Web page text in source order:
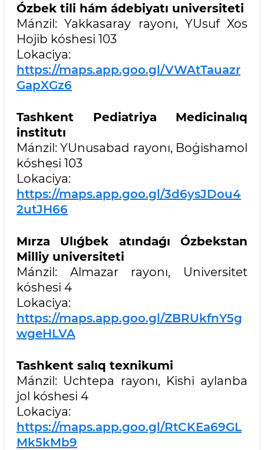
Ózbek tili hám ádebiyatı universiteti
Mánzil: Yakkasaray rayonı, YUsuf Xos
Hojib kóshesi 103
Lokaciya:
https://maps.app.goo.gl/VWAtTauazr
GapXGz6
Tashkent Pediatriya Medicinalıq
institutı
Mánzil: YUnusabad rayonı, Boǵishamol
kóshesi 103
Lokaciya:
https://maps.app.goo.gl/3d6ysJDou4
2utJH66
Mırza Ulıǵbek atındaǵı Ózbekstan
Milliy universiteti
Mánzil: Almazar rayonı, Universitet
kóshesi 4
Lokaciya:
https://maps.app.goo.gl/ZBRUkfnY5g
wgeHLVA
Tashkent salıq texnikumi
Mánzil: Uchtepa rayonı, Kishi aylanba
jol kóshesi 4
Lokaciya:
https://maps.app.goo.gl/RtCKEa69GL
Mk5kMb9